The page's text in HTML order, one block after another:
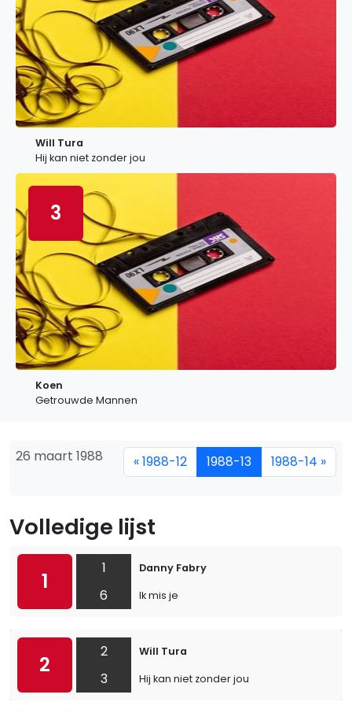
Will Tura
Hij kan niet zonder jou
3
Koen
Getrouwde Mannen
26 maart 1988 « 1988-12 1988-13 1988-14 »
Volledige lijst
1
1
6
Danny Fabry
Ik mis je
2
2
3
Will Tura
Hij kan niet zonder jou